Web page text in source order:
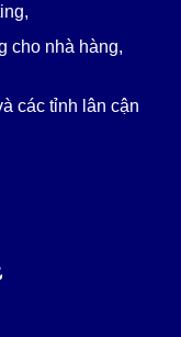
cho nhà hàng,
các tỉnh lân cận